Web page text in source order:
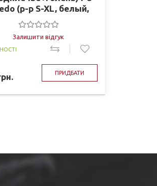
(р-р S-XL, белый,
на липучках) (BO-
4857-W)
Залишити відгук
ПРИДБАТИ